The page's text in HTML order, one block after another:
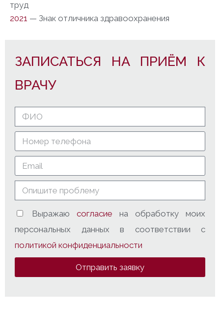
труд
2021 — Знак отличника здравоохранения
ЗАПИСАТЬСЯ НА ПРИЁМ К
ВРАЧУ
Выражаю согласие на обработку моих
персональных данных в соответствии с
политикой конфиденциальности
Отправить заявку